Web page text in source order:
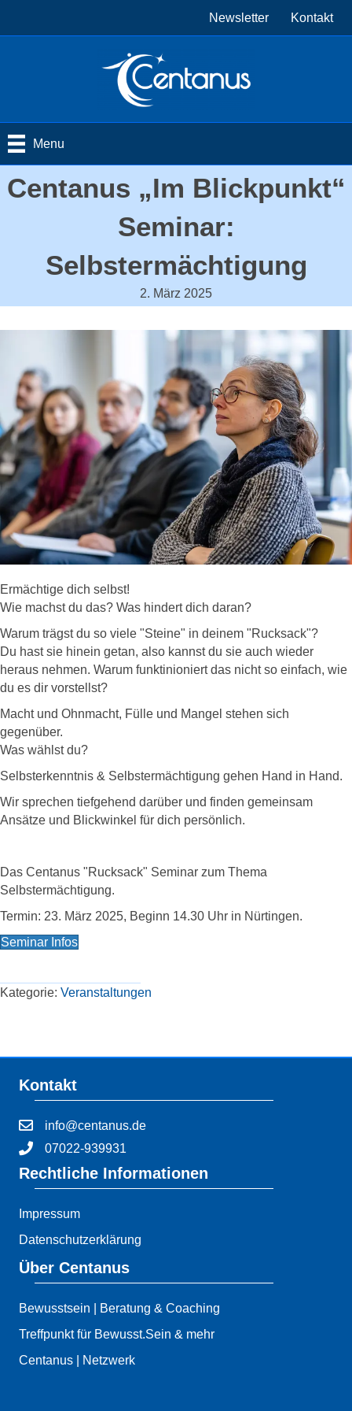
Newsletter Kontakt
Menu
Centanus „Im Blickpunkt“
Seminar:
Selbstermächtigung
2. März 2025
Ermächtige dich selbst!
Wie machst du das? Was hindert dich daran?
Warum trägst du so viele "Steine" in deinem "Rucksack"?
Du hast sie hinein getan, also kannst du sie auch wieder
heraus nehmen. Warum funktinioniert das nicht so einfach, wie
du es dir vorstellst?
Macht und Ohnmacht, Fülle und Mangel stehen sich
gegenüber.
Was wählst du?
Selbsterkenntnis & Selbstermächtigung gehen Hand in Hand.
Wir sprechen tiefgehend darüber und finden gemeinsam
Ansätze und Blickwinkel für dich persönlich.
Das Centanus "Rucksack" Seminar zum Thema
Selbstermächtigung.
Termin: 23. März 2025, Beginn 14.30 Uhr in Nürtingen.
Seminar Infos
Kategorie: Veranstaltungen
Kontakt
info@centanus.de
07022-939931
Rechtliche Informationen
Impressum
Datenschutzerklärung
Über Centanus
Bewusstsein | Beratung & Coaching
Treffpunkt für Bewusst.Sein & mehr
Centanus | Netzwerk